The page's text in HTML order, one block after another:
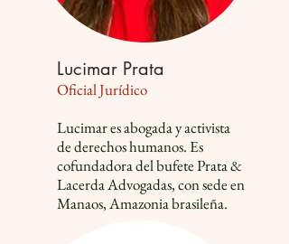
Lucimar Prata
Oficial Jurídico
Lucimar es abogada y activista
de derechos humanos. Es
cofundadora del bufete Prata &
Lacerda Advogadas, con sede en
Manaos, Amazonia brasileña.